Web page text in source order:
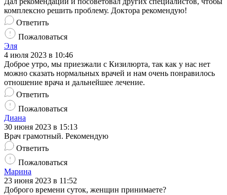
комплексно решить проблему. Доктора рекомендую!
Ответить
Пожаловаться
Эля
4 июля 2023 в 10:46
Доброе утро, мы приезжали с Кизилюрта, так как у нас нет
можно сказать нормальных врачей и нам очень понравилось
отношение врача и дальнейшее лечение.
Ответить
Пожаловаться
Диана
30 июня 2023 в 15:13
Врач грамотный. Рекомендую
Ответить
Пожаловаться
Марина
23 июня 2023 в 11:52
Доброго времени суток, женщин принимаете?